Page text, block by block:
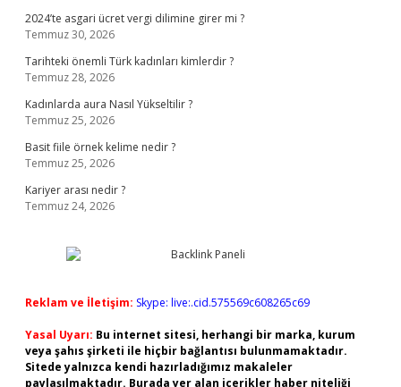
2024’te asgari ücret vergi dilimine girer mi ?
Temmuz 30, 2026
Tarihteki önemli Türk kadınları kimlerdir ?
Temmuz 28, 2026
Kadınlarda aura Nasıl Yükseltilir ?
Temmuz 25, 2026
Basit fiile örnek kelime nedir ?
Temmuz 25, 2026
Kariyer arası nedir ?
Temmuz 24, 2026
Reklam ve İletişim: Skype: live:.cid.575569c608265c69
Yasal Uyarı: Bu internet sitesi, herhangi bir marka, kurum
veya şahıs şirketi ile hiçbir bağlantısı bulunmamaktadır.
Sitede yalnızca kendi hazırladığımız makaleler
paylaşılmaktadır. Burada yer alan içerikler haber niteliği